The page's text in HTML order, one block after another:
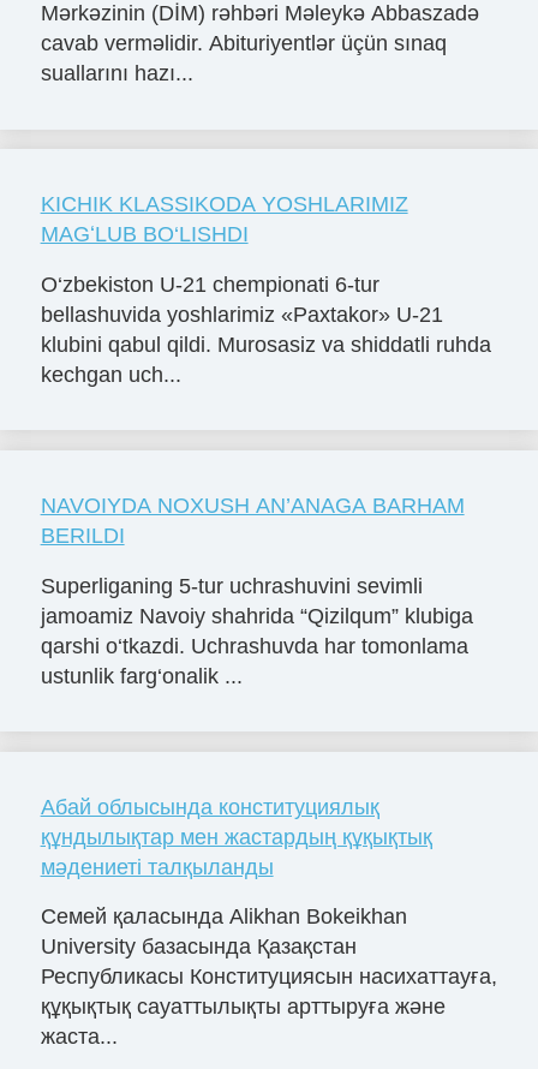
Mərkəzinin (DİM) rəhbəri Məleykə Abbaszadə
cavab verməlidir. Abituriyentlər üçün sınaq
suallarını hazı...
KICHIK KLASSIKODA YOSHLARIMIZ
MAGʻLUB BO‘LISHDI
O‘zbekiston U-21 chempionati 6-tur
bellashuvida yoshlarimiz «Paxtakor» U-21
klubini qabul qildi. Murosasiz va shiddatli ruhda
kechgan uch...
NAVOIYDA NOXUSH AN’ANAGA BARHAM
BERILDI
Superliganing 5-tur uchrashuvini sevimli
jamoamiz Navoiy shahrida “Qizilqum” klubiga
qarshi o‘tkazdi. Uchrashuvda har tomonlama
ustunlik farg‘onalik ...
Абай облысында конституциялық
құндылықтар мен жастардың құқықтық
мәдениеті талқыланды
Семей қаласында Alikhan Bokeikhan
University базасында Қазақстан
Республикасы Конституциясын насихаттауға,
құқықтық сауаттылықты арттыруға және
жаста...